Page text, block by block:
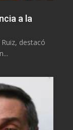
a la
destacó